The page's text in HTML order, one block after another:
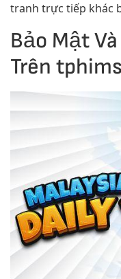
tranh trực tiếp khác
Bảo Mật
Trên